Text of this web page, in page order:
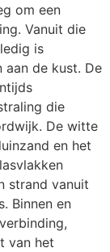
om een
Vanuit die
is
de kust. De
die
De witte
en het
strand vanuit
Binnen en
van het